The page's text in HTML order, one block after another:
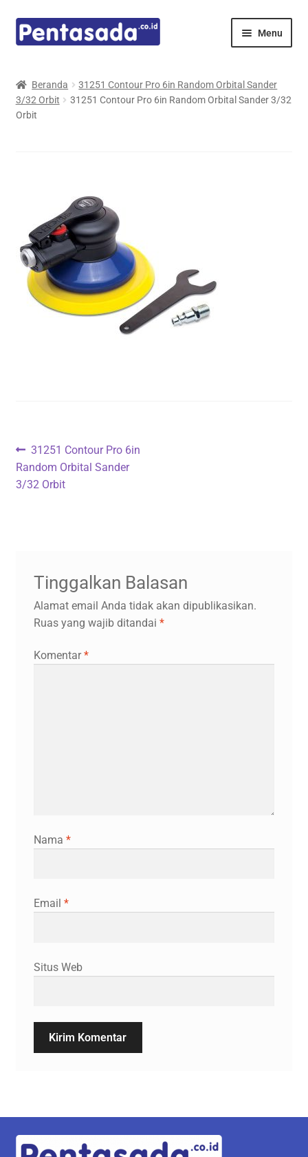
Skip
to
Skip
to
Menu
child
menu
Mindray
E-Catalogue
Beranda
31251 Contour Pro 6in Random Orbital Sander
3/32 Orbit
31251 Contour Pro 6in Random Orbital Sander 3/32
Orbit
Navigasi
pos
Previous
post:
31251 Contour Pro 6in
Random Orbital Sander
3/32 Orbit
Tinggalkan Balasan
Alamat email Anda tidak akan dipublikasikan.
Ruas yang wajib ditandai *
Komentar*
Nama *
Email *
Situs Web